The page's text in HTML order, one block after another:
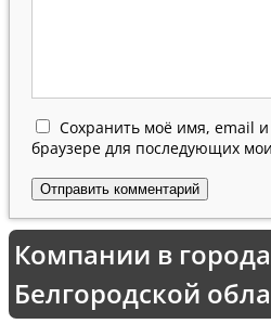
Сохранить моё имя, email и
браузере для последующих
Компании в
Белгородской